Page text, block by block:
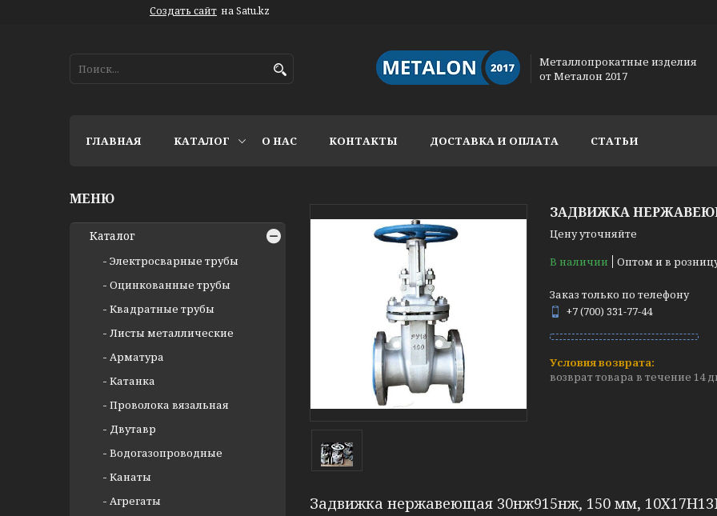
Создать сайт на Satu.kz
Металлопрокатные изделия
от Металон 2017
ГЛАВНАЯ КАТАЛОГ О НАС КОНТАКТЫ ДОСТАВКА И ОПЛАТА СТАТЬИ
ЗАДВИЖКА
Цену уточняйте
В наличии
Оптом и в
Заказ только по телефону
+7 (700) 331-77-44
возврат товара в течение 14
Задвижка нержавеющая 30нж915нж, 150 мм,
Каталог
Электросварные трубы
Оцинкованные трубы
Квадратные трубы
Листы металлические
Арматура
Катанка
Проволока вязальная
Двутавр
Водогазопроводные
Канаты
Агрегаты